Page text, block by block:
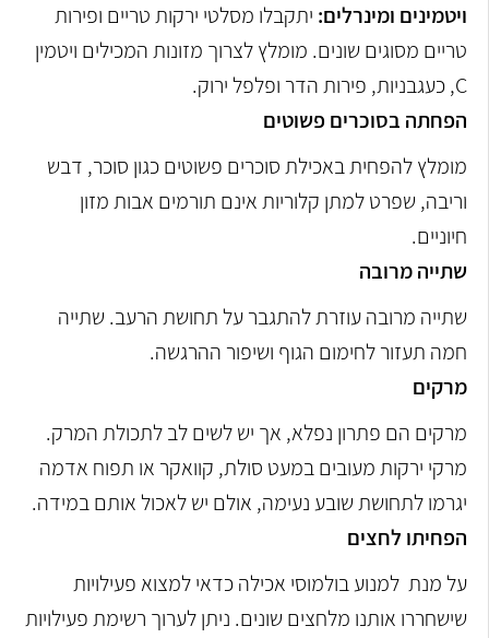
ויטמינים ומינרלים: יתקבלו מסלטי ירקות טריים ופירות
טריים מסוגים שונים. מומלץ לצרוך מזונות המכילים ויטמין
C, כעגבניות, פירות הדר ופלפל ירוק.
הפחתה בסוכרים פשוטים
מומלץ להפחית באכילת סוכרים פשוטים כגון סוכר, דבש
וריבה, שפרט למתן קלוריות אינם תורמים אבות מזון
חיוניים.
שתייה מרובה
שתייה מרובה עוזרת להתגבר על תחושת הרעב. שתייה
חמה תעזור לחימום הגוף ושיפור ההרגשה.
מרקים
מרקים הם פתרון נפלא, אך יש לשים לב לתכולת המרק.
מרקי ירקות מעובים במעט סולת, קוואקר או תפוח אדמה
יגרמו לתחושת שובע נעימה, אולם יש לאכול אותם במידה.
הפחיתו לחצים
על מנת למנוע בולמוסי אכילה כדאי למצוא פעילויות
שישחררו אותנו מלחצים שונים. ניתן לערוך רשימת פעילויות